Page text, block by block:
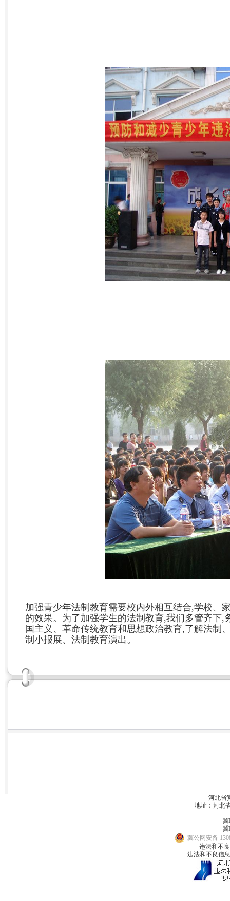
加强青少年法制教育需要校内外相互结合,学校、
的效果。为了加强学生的法制教育,我们多管齐下
国主义、革命传统教育和思想政治教育,了解法制
制小报展、法制教育演出。
河北省
地址：河北
冀
冀
冀公网安备
违法和不
违法和不良信